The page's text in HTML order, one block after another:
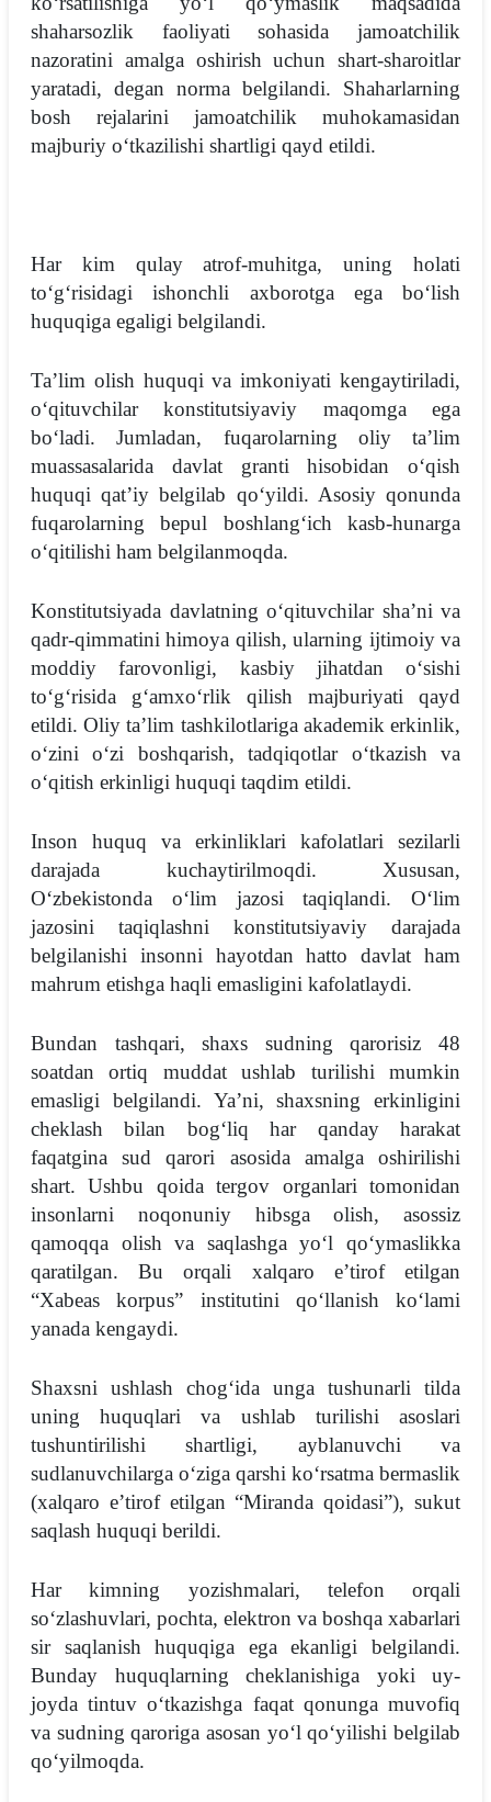
shaharsozlik faoliyati sohasida jamoatchilik
nazoratini amalga oshirish uchun shart-sharoitlar
yaratadi, degan norma belgilandi. Shaharlarning
bosh rejalarini jamoatchilik muhokamasidan
majburiy oʻtkazilishi shartligi qayd etildi.
Har kim qulay atrof-muhitga, uning holati
toʻgʻrisidagi ishonchli axborotga ega boʻlish
huquqiga egaligi belgilandi.
Taʼlim olish huquqi va imkoniyati kengaytiriladi,
oʻqituvchilar konstitutsiyaviy maqomga ega
boʻladi. Jumladan, fuqarolarning oliy taʼlim
muassasalarida davlat granti hisobidan oʻqish
huquqi qatʼiy belgilab qoʻyildi. Asosiy qonunda
fuqarolarning bepul boshlangʻich kasb-hunarga
oʻqitilishi ham belgilanmoqda.
Konstitutsiyada davlatning oʻqituvchilar shaʼni va
qadr-qimmatini himoya qilish, ularning ijtimoiy va
moddiy farovonligi, kasbiy jihatdan oʻsishi
toʻgʻrisida gʻamxoʻrlik qilish majburiyati qayd
etildi. Oliy taʼlim tashkilotlariga akademik erkinlik,
oʻzini oʻzi boshqarish, tadqiqotlar oʻtkazish va
oʻqitish erkinligi huquqi taqdim etildi.
Inson huquq va erkinliklari kafolatlari sezilarli
darajada kuchaytirilmoqdi. Xususan,
Oʻzbekistonda oʻlim jazosi taqiqlandi. Oʻlim
jazosini taqiqlashni konstitutsiyaviy darajada
belgilanishi insonni hayotdan hatto davlat ham
mahrum etishga haqli emasligini kafolatlaydi.
Bundan tashqari, shaxs sudning qarorisiz 48
soatdan ortiq muddat ushlab turilishi mumkin
emasligi belgilandi. Yaʼni, shaxsning erkinligini
cheklash bilan bogʻliq har qanday harakat
faqatgina sud qarori asosida amalga oshirilishi
shart. Ushbu qoida tergov organlari tomonidan
insonlarni noqonuniy hibsga olish, asossiz
qamoqqa olish va saqlashga yoʻl qoʻymaslikka
qaratilgan. Bu orqali xalqaro eʼtirof etilgan
“Xabeas korpus” institutini qoʻllanish koʻlami
yanada kengaydi.
Shaxsni ushlash chogʻida unga tushunarli tilda
uning huquqlari va ushlab turilishi asoslari
tushuntirilishi shartligi, ayblanuvchi va
sudlanuvchilarga oʻziga qarshi koʻrsatma bermaslik
(xalqaro eʼtirof etilgan “Miranda qoidasi”), sukut
saqlash huquqi berildi.
Har kimning yozishmalari, telefon orqali
soʻzlashuvlari, pochta, elektron va boshqa xabarlari
sir saqlanish huquqiga ega ekanligi belgilandi.
Bunday huquqlarning cheklanishiga yoki uy-
joyda tintuv oʻtkazishga faqat qonunga muvofiq
va sudning qaroriga asosan yoʻl qoʻyilishi belgilab
qoʻyilmoqda.